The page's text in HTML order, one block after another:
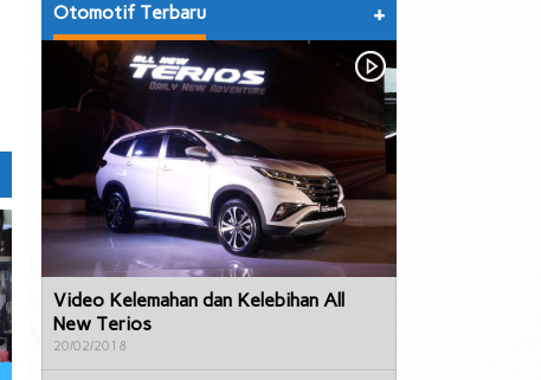
Otomotif Terbaru +
Video Kelemahan dan Kelebihan All
New Terios
20/02/2018